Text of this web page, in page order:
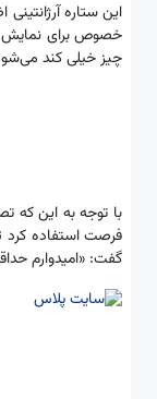
این ستاره
خصوص برای نمایش
چیز خیلی کند
با توجه به این که
گفت: «امیدوارم